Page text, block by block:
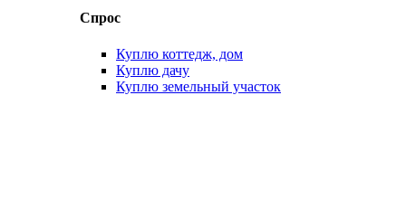
Спрос
Куплю коттедж, дом
Куплю дачу
Куплю земельный участок